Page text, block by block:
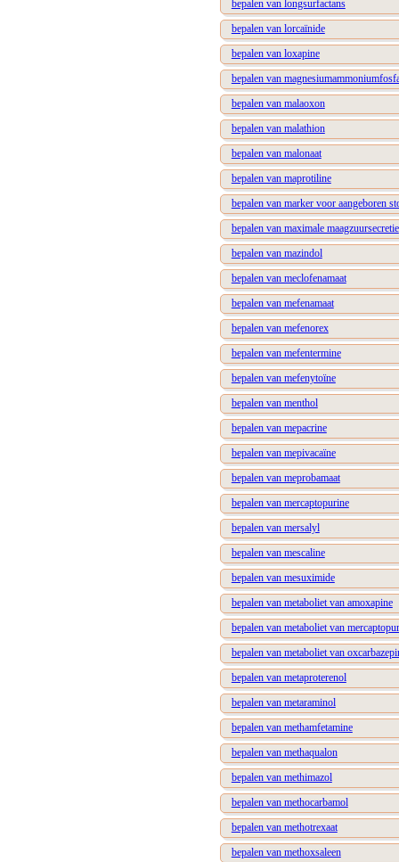
bepalen van longsurfactans
bepalen van lorcaïnide
bepalen van loxapine
bepalen van
bepalen van malaoxon
bepalen van malathion
bepalen van malonaat
bepalen van maprotiline
bepalen van marker voor aangeboren
bepalen van maximale maagzuursecretie
bepalen van mazindol
bepalen van meclofenamaat
bepalen van mefenamaat
bepalen van mefenorex
bepalen van mefentermine
bepalen van mefenytoïne
bepalen van menthol
bepalen van mepacrine
bepalen van mepivacaïne
bepalen van meprobamaat
bepalen van mercaptopurine
bepalen van mersalyl
bepalen van mescaline
bepalen van mesuximide
bepalen van metaboliet van amoxapine
bepalen van metaboliet van
bepalen van metaboliet van
bepalen van metaproterenol
bepalen van metaraminol
bepalen van methamfetamine
bepalen van methaqualon
bepalen van methimazol
bepalen van methocarbamol
bepalen van methotrexaat
bepalen van methoxsaleen